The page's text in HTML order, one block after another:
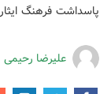
پاسداشت فرهنگ
علیرضا رحیمی